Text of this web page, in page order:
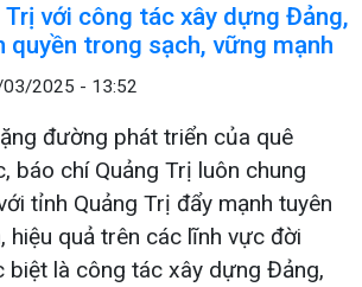
Trị với công tác xây dựng Đảng,
quyền trong sạch, vững mạnh
2025 - 13:52
đường phát triển của quê
báo chí Quảng Trị luôn chung
tỉnh Quảng Trị đẩy mạnh tuyên
hiệu quả trên các lĩnh vực đời
biệt là công tác xây dựng Đảng,